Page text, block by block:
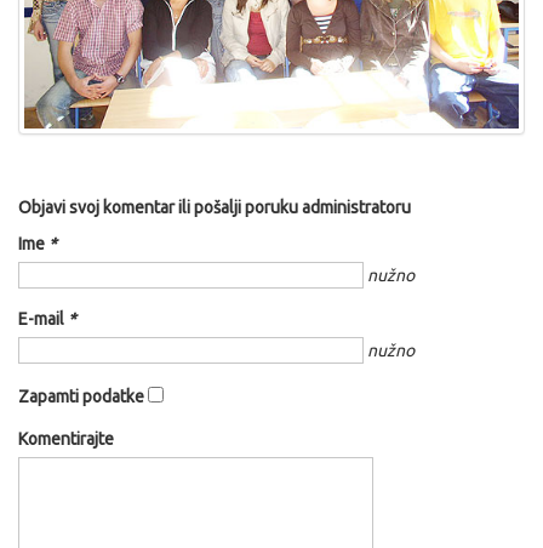
Objavi svoj komentar ili pošalji poruku administratoru
Ime *
nužno
E-mail *
nužno
Zapamti podatke
Komentirajte